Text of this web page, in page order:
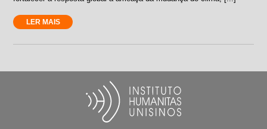
LER MAIS